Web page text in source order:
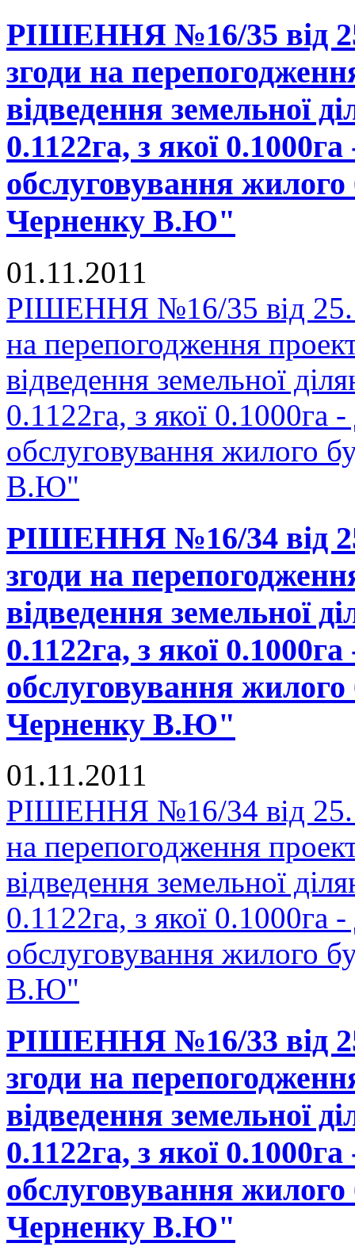
РІШЕННЯ №16/35 від
згоди на
відведення земельної
0.1122га, з якої
обслуговування
Черненку В.Ю"
01.11.2011
РІШЕННЯ №16/35 від
на перепогодження
відведення земельної
0.1122га, з якої 0.1000га -
обслуговування жилого
В.Ю"
РІШЕННЯ №16/34 від
згоди на
відведення земельної
0.1122га, з якої
обслуговування
Черненку В.Ю"
01.11.2011
РІШЕННЯ №16/34 від
на перепогодження
відведення земельної
0.1122га, з якої 0.1000га -
обслуговування жилого
В.Ю"
РІШЕННЯ №16/33 від
згоди на
відведення земельної
0.1122га, з якої
обслуговування
Черненку В.Ю"